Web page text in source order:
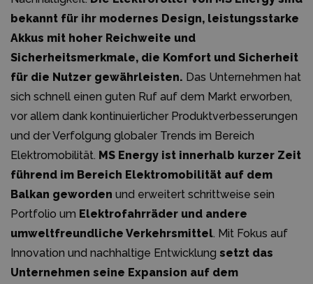
bekannt für ihr modernes Design, leistungsstarke
Akkus mit hoher Reichweite und
Sicherheitsmerkmale, die Komfort und Sicherheit
für die Nutzer gewährleisten. Das Unternehmen hat
sich schnell einen guten Ruf auf dem Markt erworben,
vor allem dank kontinuierlicher Produktverbesserungen
und der Verfolgung globaler Trends im Bereich
Elektromobilität. MS Energy ist innerhalb kurzer Zeit
führend im Bereich Elektromobilität auf dem
Balkan geworden und erweitert schrittweise sein
Portfolio um Elektrofahrräder und andere
umweltfreundliche Verkehrsmittel. Mit Fokus auf
Innovation und nachhaltige Entwicklung setzt das
Unternehmen seine Expansion auf dem